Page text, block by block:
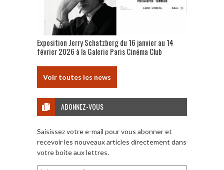
Exposition Jerry Schatzberg du 16 janvier au 14
février 2026 à la Galerie Paris Cinéma Club
Voir toutes les news
ABONNEZ-VOUS
Saisissez votre e-mail pour vous abonner et
recevoir les nouveaux articles directement dans
votre boite aux lettres.